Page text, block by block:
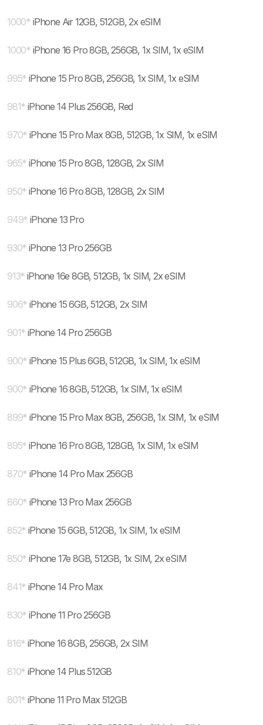
1000* iPhone Air 12GB, 512GB, 2x eSIM
1000* iPhone 16 Pro 8GB, 256GB, 1x SIM, 1x eSIM
995* iPhone 15 Pro 8GB, 256GB, 1x SIM, 1x eSIM
981* iPhone 14 Plus 256GB, Red
970* iPhone 15 Pro Max 8GB, 512GB, 1x SIM, 1x eSIM
965* iPhone 15 Pro 8GB, 128GB, 2x SIM
950* iPhone 16 Pro 8GB, 128GB, 2x SIM
949* iPhone 13 Pro
930* iPhone 13 Pro 256GB
913* iPhone 16e 8GB, 512GB, 1x SIM, 2x eSIM
906* iPhone 15 6GB, 512GB, 2x SIM
901* iPhone 14 Pro 256GB
900* iPhone 15 Plus 6GB, 512GB, 1x SIM, 1x eSIM
900* iPhone 16 8GB, 512GB, 1x SIM, 1x eSIM
899* iPhone 15 Pro Max 8GB, 256GB, 1x SIM, 1x eSIM
895* iPhone 16 Pro 8GB, 128GB, 1x SIM, 1x eSIM
870* iPhone 14 Pro Max 256GB
860* iPhone 13 Pro Max 256GB
852* iPhone 15 6GB, 512GB, 1x SIM, 1x eSIM
850* iPhone 17e 8GB, 512GB, 1x SIM, 2x eSIM
841* iPhone 14 Pro Max
830* iPhone 11 Pro 256GB
816* iPhone 16 8GB, 256GB, 2x SIM
810* iPhone 14 Plus 512GB
801* iPhone 11 Pro Max 512GB